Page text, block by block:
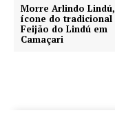
Morre Arlindo Lindú,
ícone do tradicional
Feijão do Lindú em
Camaçari